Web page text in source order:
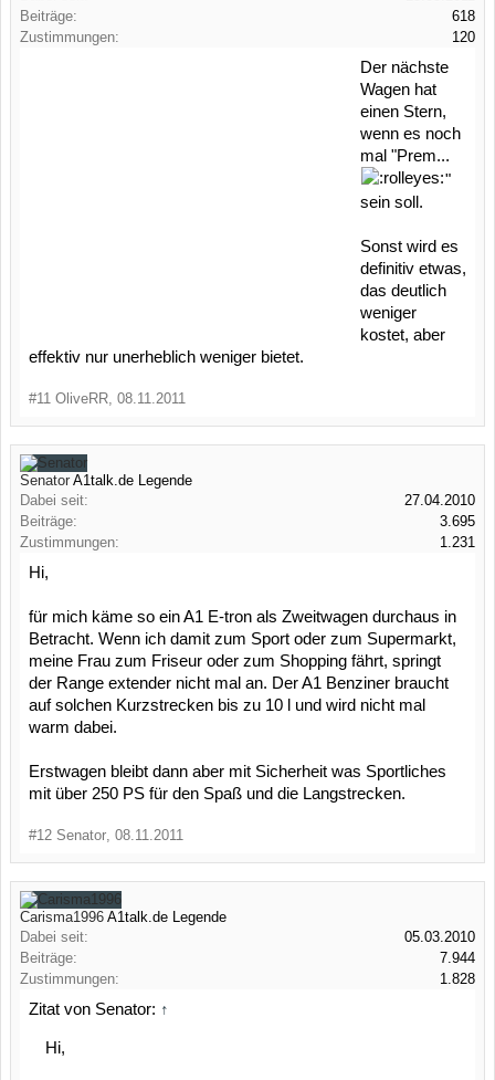
Beiträge:
618
Zustimmungen:
120
Der nächste
Wagen hat
einen Stern,
wenn es noch
mal "Prem...
"
sein soll.
Sonst wird es
definitiv etwas,
das deutlich
weniger
kostet, aber
effektiv nur unerheblich weniger bietet.
#11 OliveRR, 08.11.2011
Senator A1talk.de Legende
Dabei seit:
27.04.2010
Beiträge:
3.695
Zustimmungen:
1.231
Hi,
für mich käme so ein A1 E-tron als Zweitwagen durchaus in
Betracht. Wenn ich damit zum Sport oder zum Supermarkt,
meine Frau zum Friseur oder zum Shopping fährt, springt
der Range extender nicht mal an. Der A1 Benziner braucht
auf solchen Kurzstrecken bis zu 10 l und wird nicht mal
warm dabei.
Erstwagen bleibt dann aber mit Sicherheit was Sportliches
mit über 250 PS für den Spaß und die Langstrecken.
#12 Senator, 08.11.2011
Carisma1996 A1talk.de Legende
Dabei seit:
05.03.2010
Beiträge:
7.944
Zustimmungen:
1.828
Zitat von Senator: ↑
Hi,